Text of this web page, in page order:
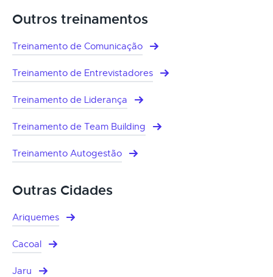
Outros treinamentos
Treinamento de Comunicação
Treinamento de Entrevistadores
Treinamento de Liderança
Treinamento de Team Building
Treinamento Autogestão
Outras Cidades
Ariquemes
Cacoal
Jaru